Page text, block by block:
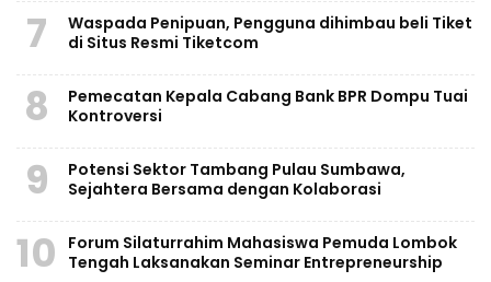
7
Waspada Penipuan, Pengguna dihimbau beli Tiket
di Situs Resmi Tiketcom
8
Pemecatan Kepala Cabang Bank BPR Dompu Tuai
Kontroversi
9
Potensi Sektor Tambang Pulau Sumbawa,
Sejahtera Bersama dengan Kolaborasi
10
Forum Silaturrahim Mahasiswa Pemuda Lombok
Tengah Laksanakan Seminar Entrepreneurship